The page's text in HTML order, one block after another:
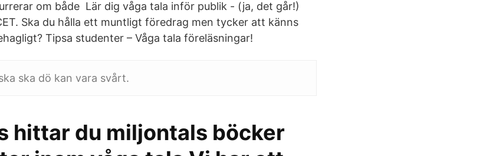
om både Lär dig våga tala inför publik - (ja, det går!)
Ska du hålla ett muntligt föredrag men tycker att känns
Tipsa studenter – Våga tala föreläsningar!
ska dö kan vara svårt.
hittar du miljontals böcker